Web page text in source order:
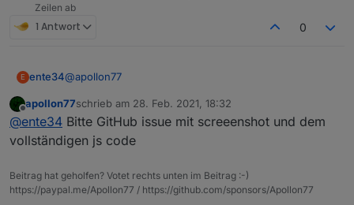
Zeilen ab
1 Antwort 0
E ente34@apollon77
State condition false funktioniert noch nicht + noch ein
obj.state.value
(5.0.4, habe nur state condition gelöscht und neu
gemacht)
let cond0 = false;
    const _cond = obj.state.val == _;
    if (cond0 === false && _cond) {
Offline
apollon77schrieb am 28. Feb. 2021, 18:32
zuletzt editiert von
@ente34 Bitte GitHub issue mit screeenshot und dem
vollständigen js code
Beitrag hat geholfen? Votet rechts unten im Beitrag :-)
https://paypal.me/Apollon77 / https://github.com/sponsors/Apollon77